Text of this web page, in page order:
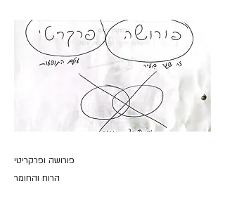
פורושה ופרקריטי
הרוח והחומר